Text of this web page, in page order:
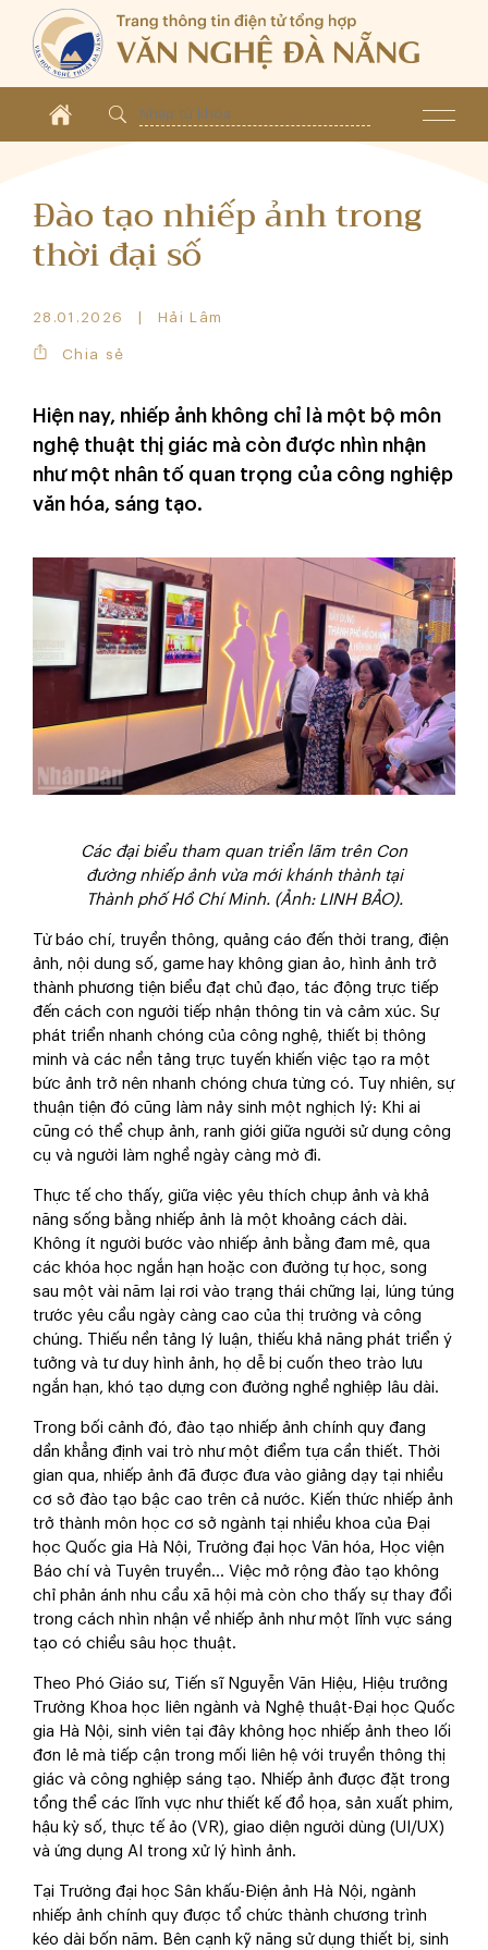
Đào tạo nhiếp ảnh trong
thời đại số
28.01.2026 Hải Lâm
Chia sẻ
Hiện nay, nhiếp ảnh không chỉ là một bộ môn
nghệ thuật thị giác mà còn được nhìn nhận
như một nhân tố quan trọng của công nghiệp
văn hóa, sáng tạo.
Các đại biểu tham quan triển lãm trên Con
đường nhiếp ảnh vừa mới khánh thành tại
Thành phố Hồ Chí Minh. (Ảnh: LINH BẢO).
Từ báo chí, truyền thông, quảng cáo đến thời trang, điện
ảnh, nội dung số, game hay không gian ảo, hình ảnh trở
thành phương tiện biểu đạt chủ đạo, tác động trực tiếp
đến cách con người tiếp nhận thông tin và cảm xúc. Sự
phát triển nhanh chóng của công nghệ, thiết bị thông
minh và các nền tảng trực tuyến khiến việc tạo ra một
bức ảnh trở nên nhanh chóng chưa từng có. Tuy nhiên, sự
thuận tiện đó cũng làm nảy sinh một nghịch lý: Khi ai
cũng có thể chụp ảnh, ranh giới giữa người sử dụng công
cụ và người làm nghề ngày càng mờ đi.
Thực tế cho thấy, giữa việc yêu thích chụp ảnh và khả
năng sống bằng nhiếp ảnh là một khoảng cách dài.
Không ít người bước vào nhiếp ảnh bằng đam mê, qua
các khóa học ngắn hạn hoặc con đường tự học, song
sau một vài năm lại rơi vào trạng thái chững lại, lúng túng
trước yêu cầu ngày càng cao của thị trường và công
chúng. Thiếu nền tảng lý luận, thiếu khả năng phát triển ý
tưởng và tư duy hình ảnh, họ dễ bị cuốn theo trào lưu
ngắn hạn, khó tạo dựng con đường nghề nghiệp lâu dài.
Trong bối cảnh đó, đào tạo nhiếp ảnh chính quy đang
dần khẳng định vai trò như một điểm tựa cần thiết. Thời
gian qua, nhiếp ảnh đã được đưa vào giảng dạy tại nhiều
cơ sở đào tạo bậc cao trên cả nước. Kiến thức nhiếp ảnh
trở thành môn học cơ sở ngành tại nhiều khoa của Đại
học Quốc gia Hà Nội, Trường đại học Văn hóa, Học viện
Báo chí và Tuyên truyền... Việc mở rộng đào tạo không
chỉ phản ánh nhu cầu xã hội mà còn cho thấy sự thay đổi
trong cách nhìn nhận về nhiếp ảnh như một lĩnh vực sáng
tạo có chiều sâu học thuật.
Theo Phó Giáo sư, Tiến sĩ Nguyễn Văn Hiệu, Hiệu trưởng
Trường Khoa học liên ngành và Nghệ thuật-Đại học Quốc
gia Hà Nội, sinh viên tại đây không học nhiếp ảnh theo lối
đơn lẻ mà tiếp cận trong mối liên hệ với truyền thông thị
giác và công nghiệp sáng tạo. Nhiếp ảnh được đặt trong
tổng thể các lĩnh vực như thiết kế đồ họa, sản xuất phim,
hậu kỳ số, thực tế ảo (VR), giao diện người dùng (UI/UX)
và ứng dụng AI trong xử lý hình ảnh.
Tại Trường đại học Sân khấu-Điện ảnh Hà Nội, ngành
nhiếp ảnh chính quy được tổ chức thành chương trình
kéo dài bốn năm. Bên cạnh kỹ năng sử dụng thiết bị, sinh